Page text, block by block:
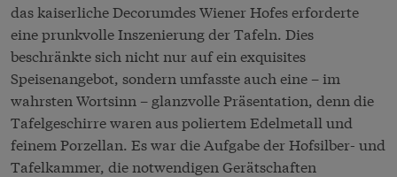
das kaiserliche Decorumdes Wiener Hofes erforderte
eine prunkvolle Inszenierung der Tafeln. Dies
beschränkte sich nicht nur auf ein exquisites
Speisenangebot, sondern umfasste auch eine – im
wahrsten Wortsinn – glanzvolle Präsentation, denn die
Tafelgeschirre waren aus poliertem Edelmetall und
feinem Porzellan. Es war die Aufgabe der Hofsilber- und
Tafelkammer, die notwendigen Gerätschaften